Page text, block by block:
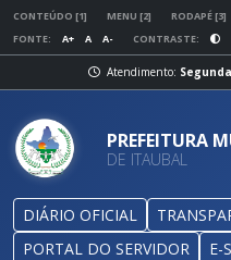
CONTEÚDO [1] MENU [2]
RODAPÉ [3]
FONTE:
A+ A A- CONTRASTE:
Atendimento:
PREFEITURA
DE ITAUBAL
DIÁRIO OFICIAL
PORTAL DO SERVIDOR
E-